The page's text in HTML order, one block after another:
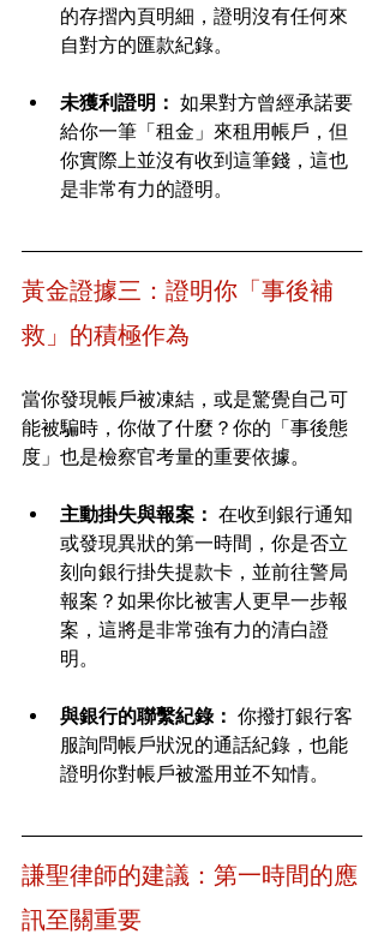
的存摺內頁明細，證明沒有任何來
自對方的匯款紀錄。
未獲利證明： 如果對方曾經承諾要
給你一筆「租金」來租用帳戶，但
你實際上並沒有收到這筆錢，這也
是非常有力的證明。
黃金證據三：證明你「事後補
救」的積極作為
當你發現帳戶被凍結，或是驚覺自己可
能被騙時，你做了什麼？你的「事後態
度」也是檢察官考量的重要依據。
主動掛失與報案： 在收到銀行通知
或發現異狀的第一時間，你是否立
刻向銀行掛失提款卡，並前往警局
報案？如果你比被害人更早一步報
案，這將是非常強有力的清白證
明。
與銀行的聯繫紀錄： 你撥打銀行客
服詢問帳戶狀況的通話紀錄，也能
證明你對帳戶被濫用並不知情。
謙聖律師的建議：第一時間的應
訊至關重要